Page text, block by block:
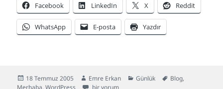
Facebook LinkedIn X Reddit
WhatsApp E-posta Yazdır
Yayın
tarihi
18 Temmuz 2005 Yazar
Emre Erkan Kategoriler
Günlük Etiketler
Blog,
Merhaba,WordPress Du’ bakalı nolcak? için
bir yorum